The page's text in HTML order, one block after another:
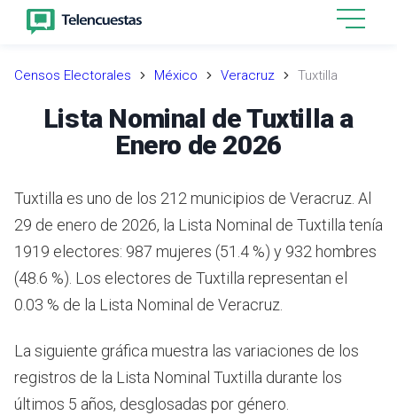
Censos Electorales México Veracruz Tuxtilla
Lista Nominal de Tuxtilla a
Enero de 2026
Tuxtilla es uno de los 212 municipios de Veracruz. Al
29 de enero de 2026, la Lista Nominal de Tuxtilla tenía
1919 electores: 987 mujeres (51.4 %) y 932 hombres
(48.6 %). Los electores de Tuxtilla representan el
0.03 % de la Lista Nominal de Veracruz.
La siguiente gráfica muestra las variaciones de los
registros de la Lista Nominal Tuxtilla durante los
últimos 5 años, desglosadas por género.